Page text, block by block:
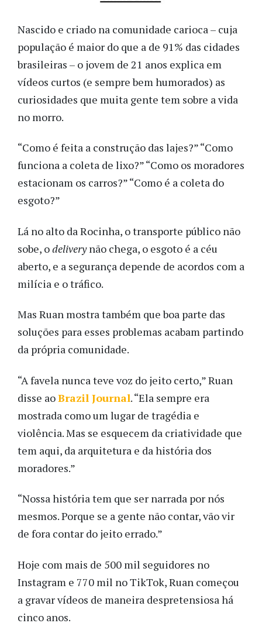
Nascido e criado na comunidade carioca – cuja
população é maior do que a de 91% das cidades
brasileiras – o jovem de 21 anos explica em
vídeos curtos (e sempre bem humorados) as
curiosidades que muita gente tem sobre a vida
no morro.
“Como é feita a construção das lajes?” “Como
funciona a coleta de lixo?” “Como os moradores
estacionam os carros?” “Como é a coleta do
esgoto?”
Lá no alto da Rocinha, o transporte público não
sobe, odeliverynão chega, o esgoto é a céu
aberto, e a segurança depende de acordos com a
milícia e o tráfico.
Mas Ruan mostra também que boa parte das
soluções para esses problemas acabam partindo
da própria comunidade.
“A favela nunca teve voz do jeito certo,” Ruan
disse aoBrazil Journal. “Ela sempre era
mostrada como um lugar de tragédia e
violência. Mas se esquecem da criatividade que
tem aqui, da arquitetura e da história dos
moradores.”
“Nossa história tem que ser narrada por nós
mesmos. Porque se a gente não contar, vão vir
de fora contar do jeito errado.”
Hoje com mais de 500 mil seguidores no
Instagram e 770 mil no TikTok,Ruan começou
a gravar vídeos de maneira despretensiosa há
cinco anos.